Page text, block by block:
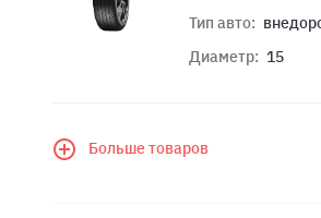
Тип авто:
Диаметр: 15
Больше товаров